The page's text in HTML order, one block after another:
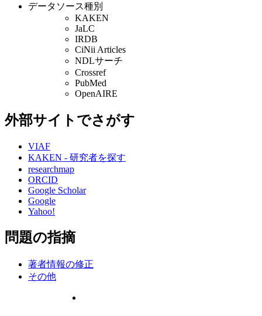
データソース種別
KAKEN
JaLC
IRDB
CiNii Articles
NDLサーチ
Crossref
PubMed
OpenAIRE
外部サイトでさがす
VIAF
KAKEN - 研究者を探す
researchmap
ORCID
Google Scholar
Google
Yahoo!
問題の指摘
著者情報の修正
その他